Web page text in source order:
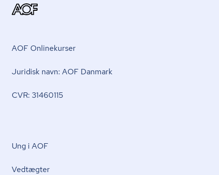
AOF Onlinekurser
Juridisk navn: AOF Danmark
CVR: 31460115
Ung i AOF
Vedtægter